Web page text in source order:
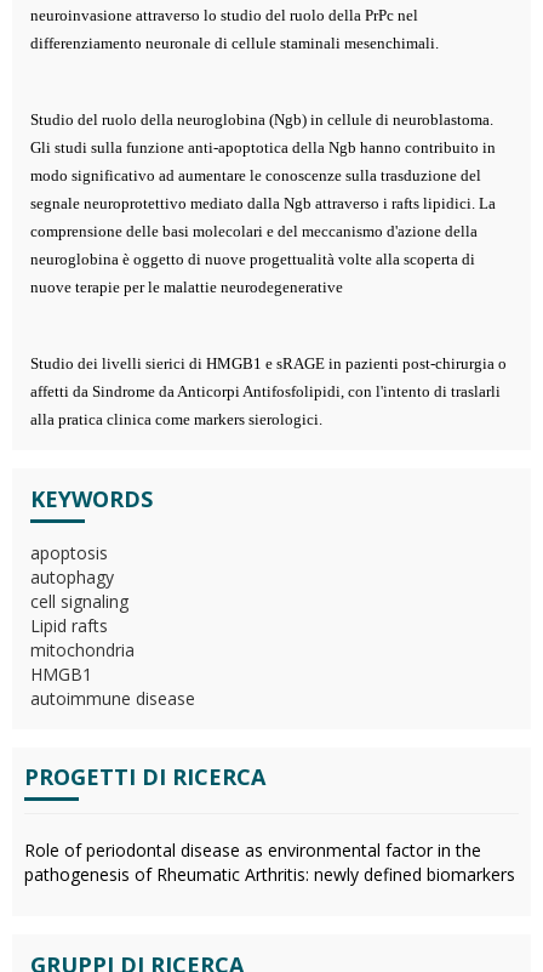
neuroinvasione attraverso lo studio del ruolo della PrPc nel
differenziamento neuronale di cellule staminali mesenchimali.
Studio del ruolo della neuroglobina (Ngb) in cellule di neuroblastoma.
Gli studi sulla funzione anti-apoptotica della Ngb hanno contribuito in
modo significativo ad aumentare le conoscenze sulla trasduzione del
segnale neuroprotettivo mediato dalla Ngb attraverso i rafts lipidici. La
comprensione delle basi molecolari e del meccanismo d'azione della
neuroglobina è oggetto di nuove progettualità volte alla scoperta di
nuove terapie per le malattie neurodegenerative
Studio dei livelli sierici di HMGB1 e sRAGE in pazienti post-chirurgia o
affetti da Sindrome da Anticorpi Antifosfolipidi, con l'intento di traslarli
alla pratica clinica come markers sierologici.
KEYWORDS
apoptosis
autophagy
cell signaling
Lipid rafts
mitochondria
HMGB1
autoimmune disease
PROGETTI DI RICERCA
Role of periodontal disease as environmental factor in the
pathogenesis of Rheumatic Arthritis: newly defined biomarkers
GRUPPI DI RICERCA